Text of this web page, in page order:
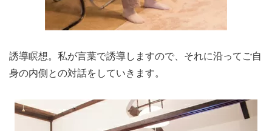
誘導瞑想。私が言葉で誘導しますので、それに沿ってご自
身の内側との対話をしていきます。